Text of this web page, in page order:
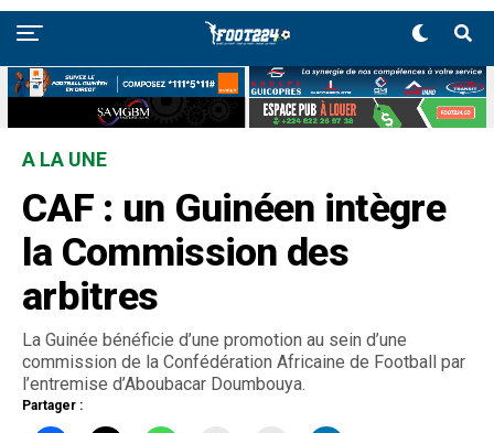
A LA UNE
CAF : un Guinéen intègre
la Commission des
arbitres
La Guinée bénéficie d’une promotion au sein d’une
commission de la Confédération Africaine de Football par
l’entremise d’Aboubacar Doumbouya.
Partager :